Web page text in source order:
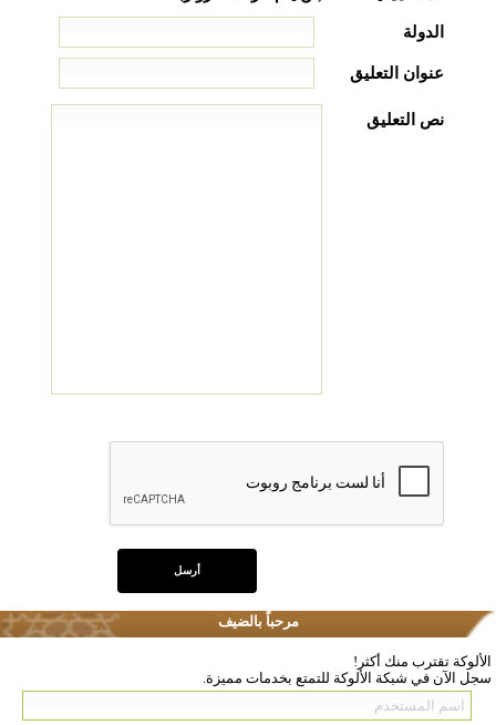
الدولة
عنوان التعليق
نص التعليق
مرحباً بالضيف
الألوكة تقترب منك أكثر!
سجل الآن في شبكة الألوكة للتمتع بخدمات مميزة.